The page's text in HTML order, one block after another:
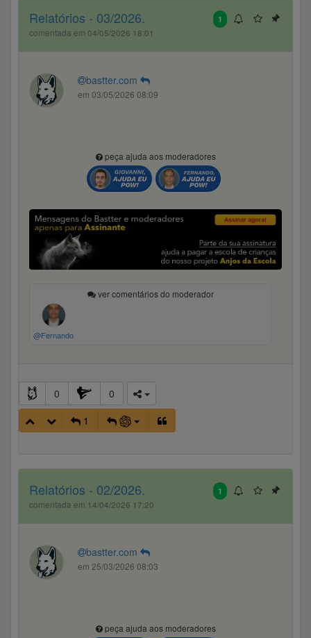
1
Relatórios - 03/2026.
comentada em 04/05/2026 18:01
bastter.com
em 03/05/2026 08:09
peça ajuda aos moderadores
ver comentários do moderador
@Fernando
0
0
1
1
Relatórios - 02/2026.
comentada em 14/04/2026 17:20
bastter.com
em 25/03/2026 08:03
peça ajuda aos moderadores